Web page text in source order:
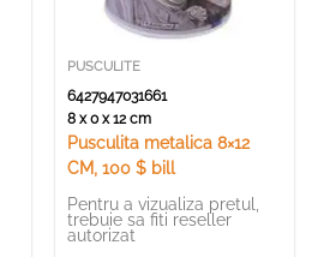
PUSCULITE
6427947031661
8 x 0 x 12 cm
Pusculita metalica 8×12
CM, 100 $ bill
Pentru a vizualiza pretul,
trebuie sa fiti reseller
autorizat